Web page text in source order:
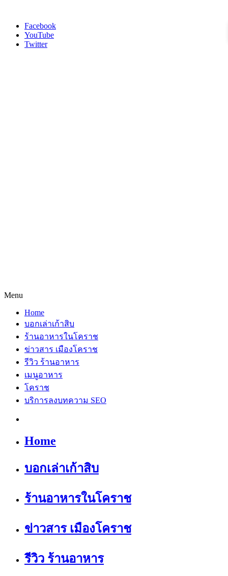
Facebook
YouTube
Twitter
Menu
Home
บอกเล่าเก้าสิบ
ร้านอาหารในโคราช
ข่าวสาร เมืองโคราช
รีวิว ร้านอาหาร
เมนูอาหาร
โคราช
บริการลงบทความ SEO
Home
บอกเล่าเก้าสิบ
ร้านอาหารในโคราช
ข่าวสาร เมืองโคราช
รีวิว ร้านอาหาร